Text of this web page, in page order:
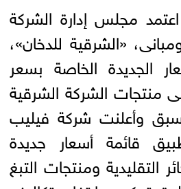
مجلس إدارة الشركة
«الشرقية للدخان»،
الجديدة الخاصة بسعر
منتجات الشركة الشرقية
وأعلنت شركة فيليب
قائمة أسعار جديدة
التقليدية ومنتجات التبغ